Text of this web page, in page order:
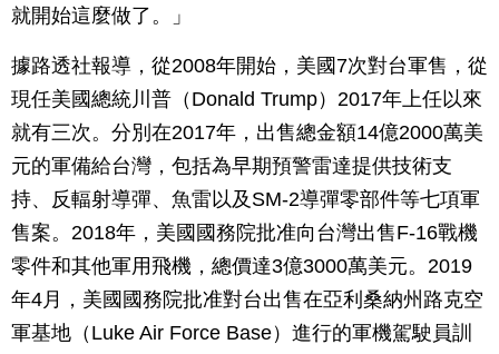
就開始這麼做了。」
據路透社報導，從2008年開始，美國7次對台軍售，從
現任美國總統川普（Donald Trump）2017年上任以來
就有三次。分別在2017年，出售總金額14億2000萬美
元的軍備給台灣，包括為早期預警雷達提供技術支
持、反輻射導彈、魚雷以及SM-2導彈零部件等七項軍
售案。2018年，美國國務院批准向台灣出售F-16戰機
零件和其他軍用飛機，總價達3億3000萬美元。2019
年4月，美國國務院批准對台出售在亞利桑納州路克空
軍基地（Luke Air Force Base）進行的軍機駕駛員訓